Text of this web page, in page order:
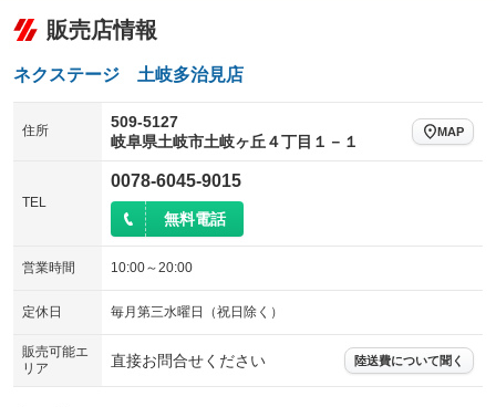
販売店情報
ネクステージ 土岐多治見店
住所
509-5127
岐阜県土岐市土岐ヶ丘４丁目１－１
MAP
TEL
0078-6045-9015
無料電話
営業時間 10:00～20:00
定休日 毎月第三水曜日（祝日除く）
販売可能エ
リア
直接お問合せください 陸送費について聞く